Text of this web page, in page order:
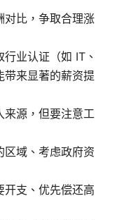
对比，争取合理涨
业认证（如 IT、
带来显著的薪资提
来源，但要注意工
区域、考虑政府资
开支、优先偿还高